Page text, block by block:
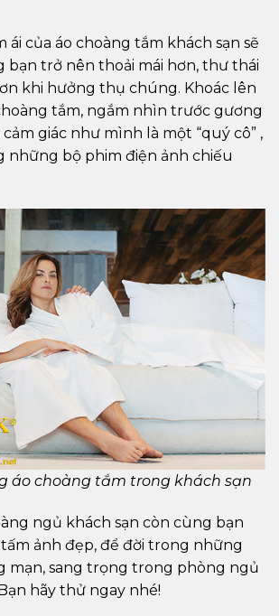
ái của áo choàng tắm khách sạn sẽ
bạn trở nên thoải mái hơn, thư thái
khi hưởng thụ chúng. Khoác lên
tắm, ngắm nhìn trước gương
giác như mình là một “quý cô” ,
những bộ phim điện ảnh chiếu
áo choàng tắm trong khách sạn
ngủ khách sạn còn cùng bạn
ảnh đẹp, để đời trong những
mạn, sang trọng trong phòng ngủ
hãy thử ngay nhé!